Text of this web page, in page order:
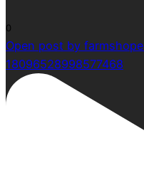
0
Open post by
18096528998577468